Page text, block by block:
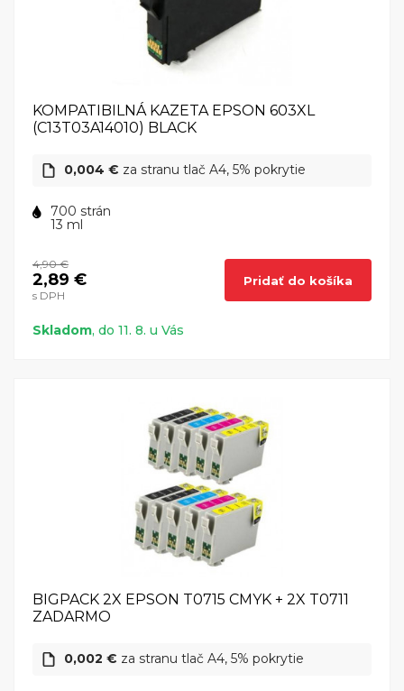
KOMPATIBILNÁ KAZETA EPSON 603XL
(C13T03A14010) BLACK
0,004 € za stranu tlač A4, 5% pokrytie
700 strán
13 ml
4,90 €
2,89 €
s DPH
Pridať do košíka
Skladom, do 11. 8. u Vás
BIGPACK 2X EPSON T0715 CMYK + 2X T0711
ZADARMO
0,002 € za stranu tlač A4, 5% pokrytie